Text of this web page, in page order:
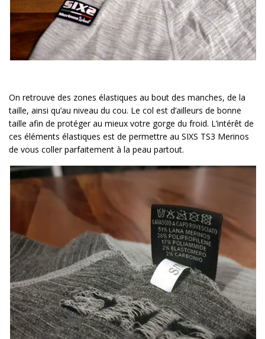
On retrouve des zones élastiques au bout des manches, de la
taille, ainsi qu’au niveau du cou. Le col est d’ailleurs de bonne
taille afin de protéger au mieux votre gorge du froid. L’intérêt de
ces éléments élastiques est de permettre au SIXS TS3 Merinos
de vous coller parfaitement à la peau partout.